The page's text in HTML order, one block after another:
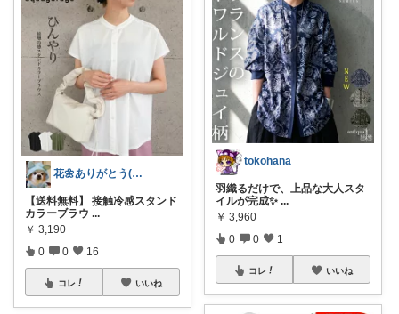
花🌼ありがとう(*･ω･)*_ _)ﾍ
【送料無料】 接触冷感スタンド
カラーブラウ ...
￥ 3,190
0 0 16
コレ いいね
tokohana
羽織るだけで、上品な大人スタ
イルが完成✨ ...
￥ 3,960
0 0 1
コレ いいね